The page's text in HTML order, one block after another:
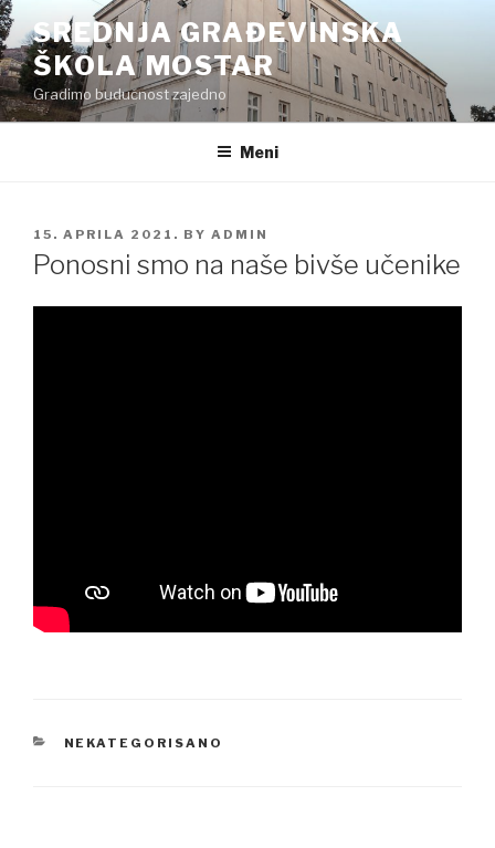
Preskoči
na
sadržaj
SREDNJA GRAĐEVINSKA
ŠKOLA MOSTAR
Gradimo budućnost zajedno
Meni
POSTED
ON
15. APRILA 2021. BY ADMIN
Ponosni smo na naše bivše učenike
CATEGORIES
NEKATEGORISANO